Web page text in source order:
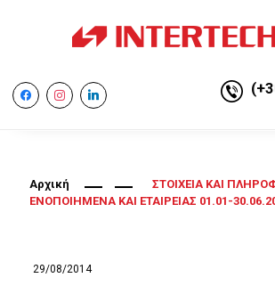
facebookinstagramlinkedin
Αρχική
ΣΤΟΙΧΕΙΑ ΚΑΙ
ΕΝΟΠΟΙΗΜΕΝΑ ΚΑΙ ΕΤΑΙΡΕΙΑΣ 01.01-
29/08/2014